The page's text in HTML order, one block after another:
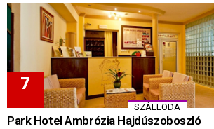
SZÁLLODA
Park Hotel Ambrózia Hajdúszoboszló